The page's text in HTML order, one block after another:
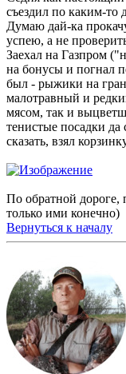
съездил по каким-то
Думаю дай-ка
успею, а не
Заехал на Газпром
на бонусы и погнал
был - рыжики на
малотравный и
мясом, так и
тенистые посадки да
сказать, взял
По обратной дороге,
только ими конечно)
Вернуться к началу